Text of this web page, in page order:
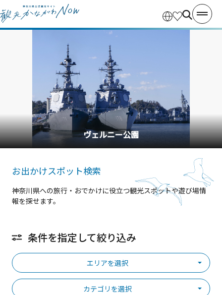
横浜中華街
お出かけスポット検索
神奈川県への旅行・おでかけに役立つ観光スポットや遊び場情
報を探せます。
条件を指定して絞り込み
エリアを選択
カテゴリを選択